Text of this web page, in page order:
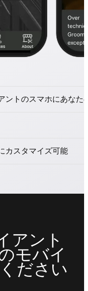
アントを引きつける
トのスマホにあなた
カスタマイズ可能
アント
モバイ
ださい